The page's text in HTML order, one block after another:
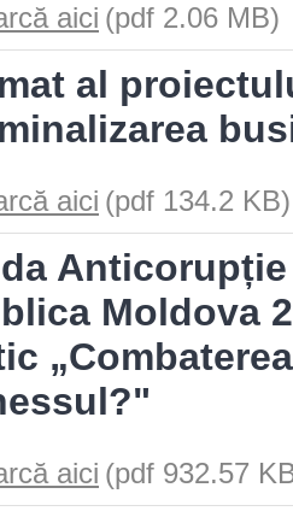
aici (pdf 2.06 MB)
al
aici (pdf 134.2 KB)
Moldova
aici (pdf 932.57